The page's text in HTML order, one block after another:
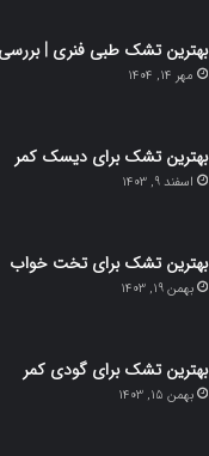
بهترین تشک طبی فنری |
مهر 14, 1404
بهترین تشک برای دیسک کمر
اسفند 9, 1403
بهترین تشک برای تخت خواب
بهمن 19, 1403
بهترین تشک برای گودی کمر
بهمن 15, 1403